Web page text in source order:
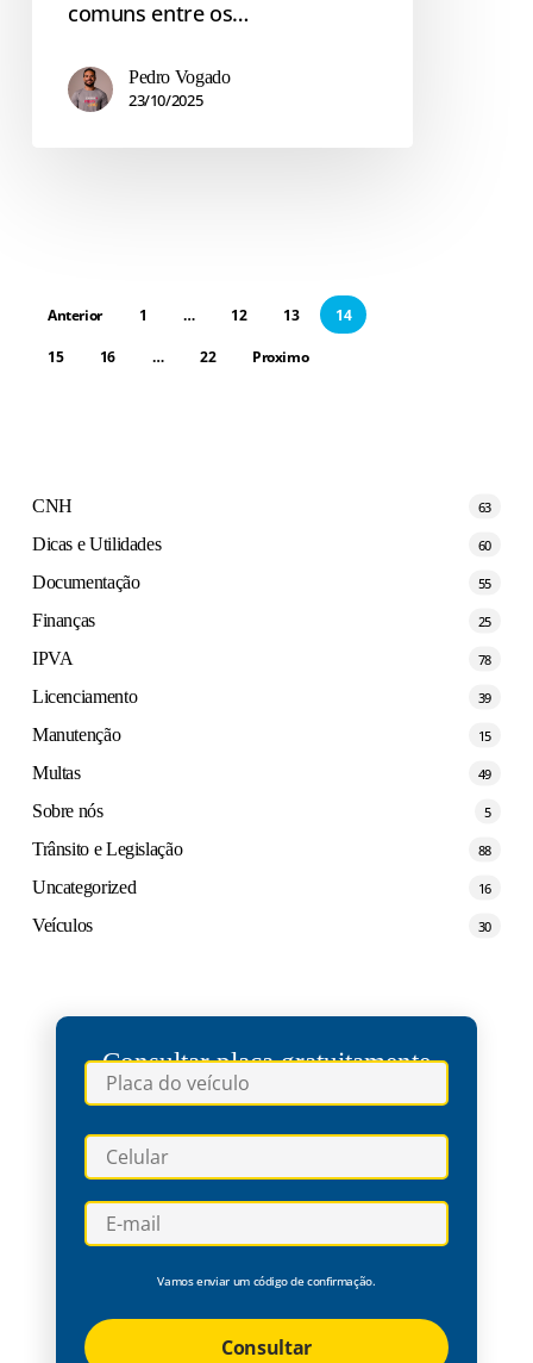
comuns entre os…
Pedro Vogado
23/10/2025
Anterior 1 … 12 13 14
15 16 … 22 Proximo
CNH 63
Dicas e Utilidades 60
Documentação 55
Finanças 25
IPVA 78
Licenciamento 39
Manutenção 15
Multas 49
Sobre nós 5
Trânsito e Legislação 88
Uncategorized 16
Veículos 30
Consultar placa gratuitamente
Vamos enviar um código de confirmação.
Consultar